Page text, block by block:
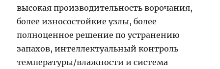
высокая производительность ворочания,
более износостойкие узлы, более
полноценное решение по устранению
запахов, интеллектуальный контроль
температуры/влажности и система